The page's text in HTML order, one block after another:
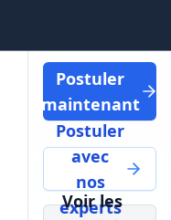
Postuler
maintenant
Postuler
avec
nos
experts
Voir les